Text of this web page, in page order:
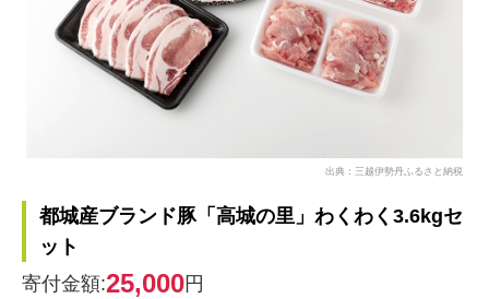
出典：三越伊勢丹ふるさと納税
都城産ブランド豚「高城の里」わくわく3.6kgセ
ット
寄付金額:25,000円